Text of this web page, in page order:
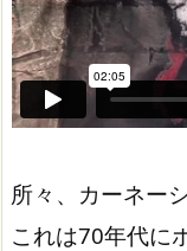
所々、カーネー
これは70年代に